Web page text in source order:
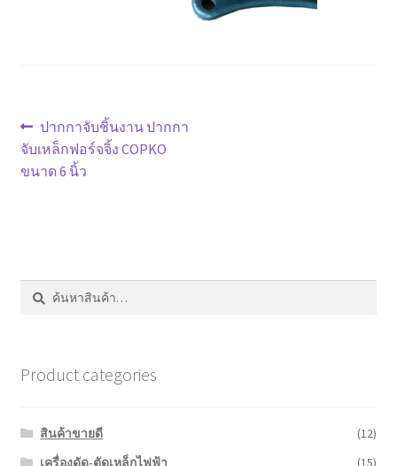
หน้าแรก COPKO
แนะแนว
เรื่อง
Previous
post:
ปากกาจับชิ้นงาน ปากกา
จับเหล็กฟอร์จจิ้ง COPKO
ขนาด 6 นิ้ว
ค้นหา:
ค้นหา
Product categories
สินค้าขายดี
(12)
เครื่องดัด-ตัดเหล็กไฟฟ้า
(15)